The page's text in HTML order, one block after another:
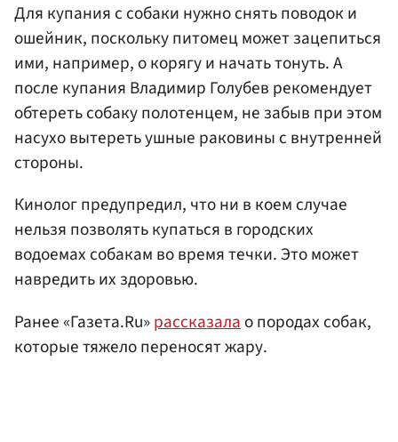
Для купания с собаки нужно снять поводок и
ошейник, поскольку питомец может зацепиться
ими, например, о корягу и начать тонуть. А
после купания Владимир Голубев рекомендует
обтереть собаку полотенцем, не забыв при этом
насухо вытереть ушные раковины с внутренней
стороны.
Кинолог предупредил, что ни в коем случае
нельзя позволять купаться в городских
водоемах собакам во время течки. Это может
навредить их здоровью.
Ранее «Газета.Ru»рассказалао породах собак,
которые тяжело переносят жару.